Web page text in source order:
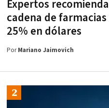
Expertos
cadena de
25% en dólares
PorMariano Jaimovich